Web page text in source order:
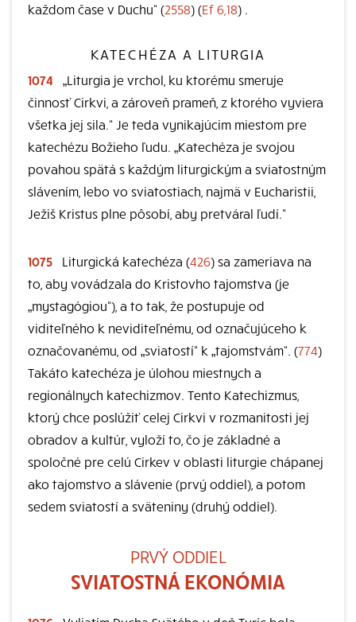
každom čase v Duchu“ (2558) (Ef 6,18) .
KATECHÉZA A LITURGIA
1074
„Liturgia je vrchol, ku ktorému smeruje
činnosť Cirkvi, a zároveň prameň, z ktorého vyviera
všetka jej sila.“ Je teda vynikajúcim miestom pre
katechézu Božieho ľudu. „Katechéza je svojou
povahou spätá s každým liturgickým a sviatostným
slávením, lebo vo sviatostiach, najmä v Eucharistii,
Ježiš Kristus plne pôsobí, aby pretváral ľudí.“
1075 Liturgická katechéza (426) sa zameriava na
to, aby vovádzala do Kristovho tajomstva (je
„mystagógiou“), a to tak, že postupuje od
viditeľného k neviditeľnému, od označujúceho k
označovanému, od „sviatostí“ k „tajomstvám“. (774)
Takáto katechéza je úlohou miestnych a
regionálnych katechizmov. Tento Katechizmus,
ktorý chce poslúžiť celej Cirkvi v rozmanitosti jej
obradov a kultúr, vyloží to, čo je základné a
spoločné pre celú Cirkev v oblasti liturgie chápanej
ako tajomstvo a slávenie (prvý oddiel), a potom
sedem sviatostí a sväteniny (druhý oddiel).
PRVÝ ODDIEL
SVIATOSTNÁ EKONÓMIA